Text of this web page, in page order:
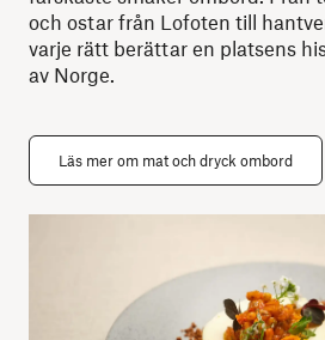
och ostar från Lofoten till
varje rätt berättar en platsens
av Norge.
Läs mer om mat och dryck ombord